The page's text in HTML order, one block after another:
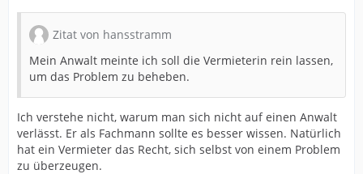
Zitat von hansstramm
Mein Anwalt meinte ich soll die Vermieterin rein lassen,
um das Problem zu beheben.
Ich verstehe nicht, warum man sich nicht auf einen Anwalt
verlässt. Er als Fachmann sollte es besser wissen. Natürlich
hat ein Vermieter das Recht, sich selbst von einem Problem
zu überzeugen.